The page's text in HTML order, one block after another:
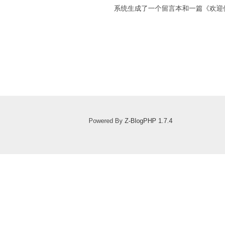
系统生成了一个留言本和一篇《欢
Powered By Z-BlogPHP 1.7.4